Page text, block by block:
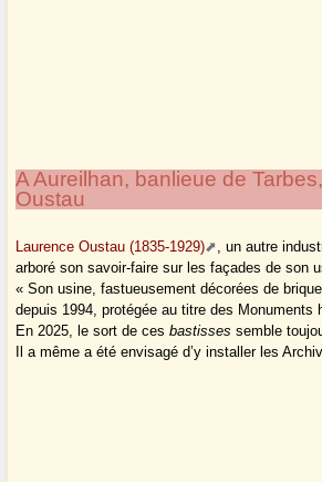
A Aureilhan, banlieue de
Oustau
Laurence Oustau (1835-1929)
, un autre
arboré son savoir-faire sur les façades de son
« Son usine, fastueusement décorées de
depuis 1994, protégée au titre des Monuments
En 2025, le sort de cesbastisses semble
Il a même a été envisagé d’y installer les